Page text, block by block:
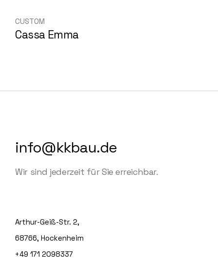
CUSTOM
Cassa Emma
info@kkbau.de
Wir sind jederzeit für Sie erreichbar.
Arthur-Geiß-Str. 2,
68766, Hockenheim
+49 171 2098337